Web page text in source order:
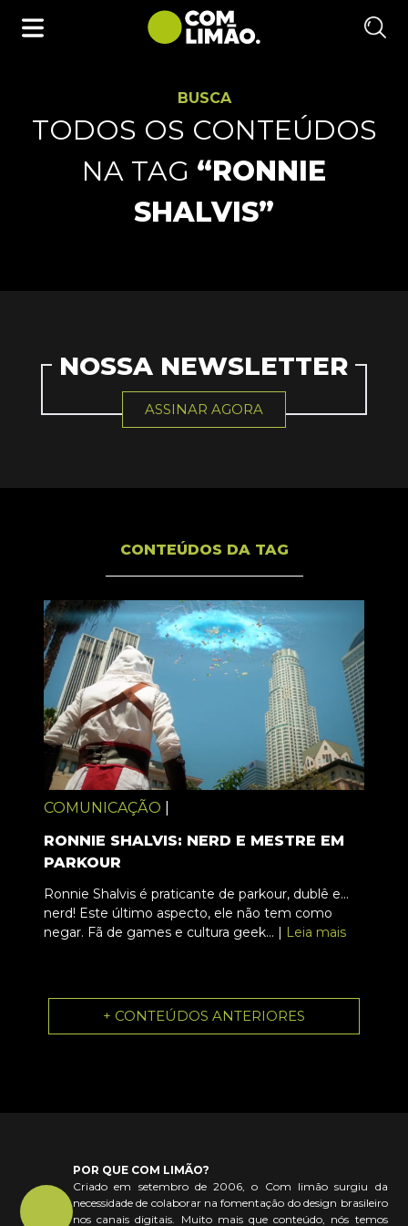
BUSCA
TODOS OS CONTEÚDOS
NA TAG “RONNIE
SHALVIS”
NOSSA NEWSLETTER
ASSINAR AGORA
CONTEÚDOS DA TAG
COMUNICAÇÃO
RONNIE SHALVIS: NERD E MESTRE EM
PARKOUR
Ronnie Shalvis é praticante de parkour, dublê e...
nerd! Este último aspecto, ele não tem como
negar. Fã de games e cultura geek... | Leia mais
+ CONTEÚDOS ANTERIORES
POR QUE COM LIMÃO?
Criado em setembro de 2006, o Com limão surgiu da
necessidade de colaborar na fomentação do design brasileiro
nos canais digitais. Muito mais que conteúdo, nós temos